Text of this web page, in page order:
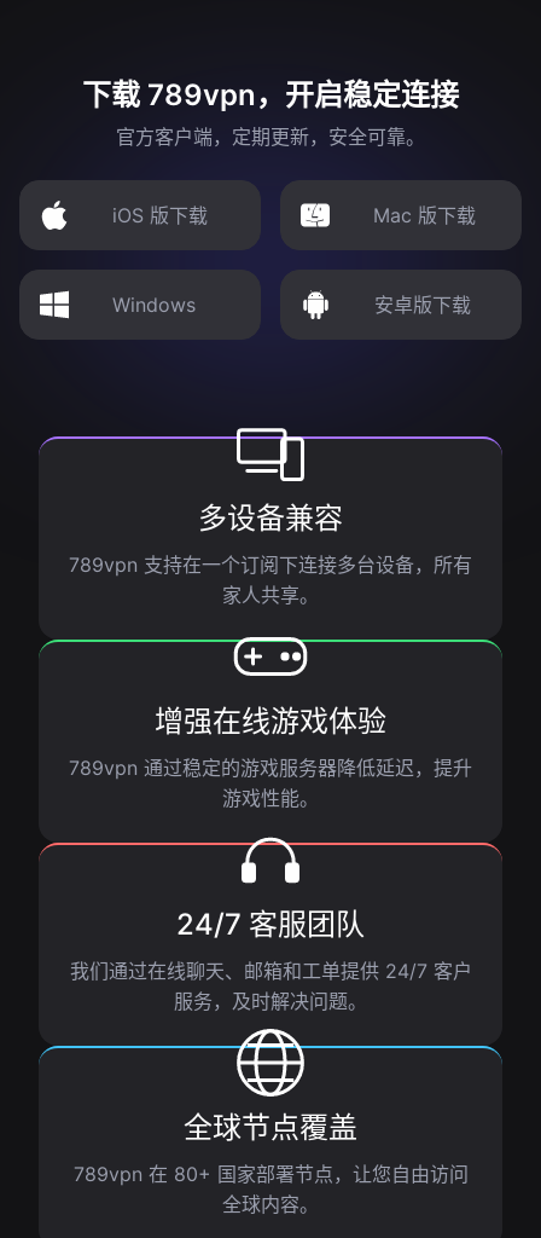
下载 789vpn，开启稳定连接
官方客户端，定期更新，安全可靠。
iOS 版下载 Mac 版下载
Windows 安卓版下载
多设备兼容
789vpn 支持在一个订阅下连接多台设备，所有
家人共享。
增强在线游戏体验
789vpn 通过稳定的游戏服务器降低延迟，提升
游戏性能。
24/7 客服团队
我们通过在线聊天、邮箱和工单提供 24/7 客户
服务，及时解决问题。
全球节点覆盖
789vpn 在 80+ 国家部署节点，让您自由访问
全球内容。